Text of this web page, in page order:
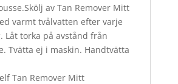
av Tan Remover Mitt
varmt tvålvatten efter varje
Låt torka på avstånd från
Tvätta ej i maskin. Handtvätta
Tan Remover Mitt